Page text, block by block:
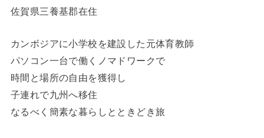
佐賀県三養基郡在住
カンボジアに小学校を建設した元体育教師
パソコン一台で働くノマドワークで
時間と場所の自由を獲得し
子連れで九州へ移住
なるべく簡素な暮らしとときどき旅